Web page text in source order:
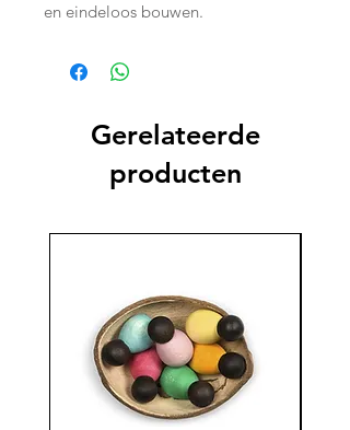
en eindeloos bouwen.
Gerelateerde
producten